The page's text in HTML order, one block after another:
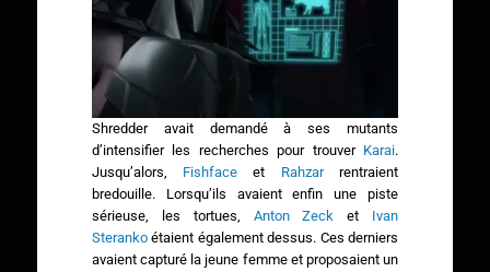
Shredder avait demandé à ses mutants
d’intensifier les recherches pour trouver Karai.
Jusqu’alors, Fishface et Rahzarrentraient
bredouille. Lorsqu’ils avaient enfin une piste
sérieuse, les tortues, Anton Zeck et Ivan
Sterankoétaient également dessus. Ces derniers
avaient capturé la jeune femme et proposaient un